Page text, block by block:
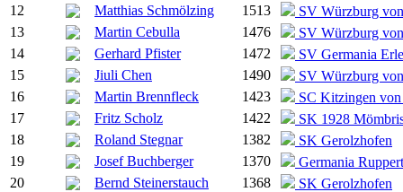
12
Matthias Schmölzing 1513
SV Würzburg
13
Martin Cebulla 1476
SV Würzburg
14
Gerhard Pfister 1472
SV Germania
15
Jiuli Chen 1490
SV Würzburg
16
Martin Brennfleck 1423
SC Kitzingen
17
Fritz Scholz 1422
SK 1928
18
Roland Stegnar 1382
SK Gerolzhofen
19
Josef Buchberger 1370
Germania
20
Bernd Steinerstauch 1368
SK Gerolzhofen